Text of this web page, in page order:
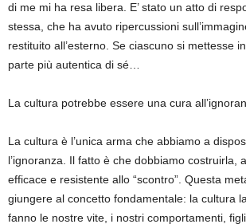
di me mi ha resa libera. E’ stato un atto di
stessa, che ha avuto ripercussioni
restituito all’esterno. Se ciascuno si mettesse
parte più autentica di sé…
La cultura potrebbe essere una cura
La cultura è l’unica arma che abbiamo a
l’ignoranza. Il fatto è che dobbiamo costruirla,
efficace e resistente allo “scontro”. Questa
giungere al concetto fondamentale: la cultura
fanno le nostre vite, i nostri comportamenti,